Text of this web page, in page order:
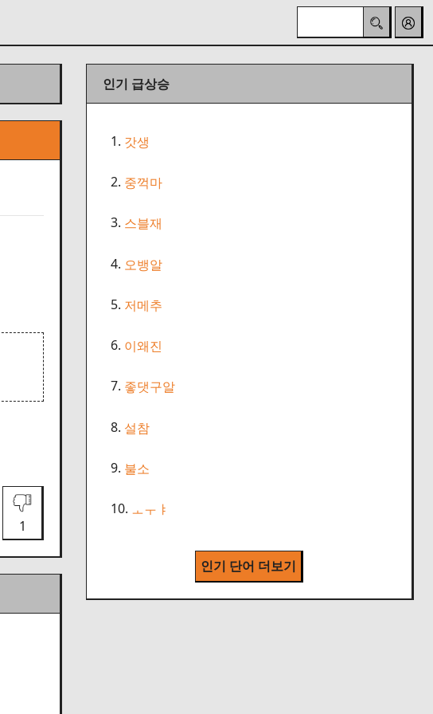
1
인기 급상승
1. 갓생
2. 중꺽마
3. 스블재
4. 오뱅알
5. 저메추
6. 이왜진
7. 좋댓구알
8. 설참
9. 불소
10. ㅗㅜㅑ
인기 단어 더보기